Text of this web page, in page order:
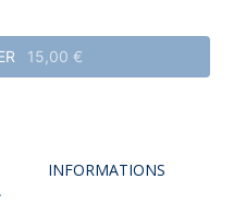
15,00 €
INFORMATIONS